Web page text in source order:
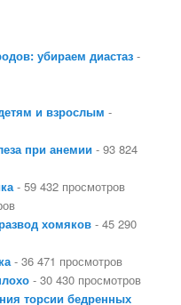
убираем диастаз -
и взрослым -
при анемии - 93 824
- 59 432 просмотров
хомяков - 45 290
- 36 471 просмотров
- 30 430 просмотров
торсии бедренных